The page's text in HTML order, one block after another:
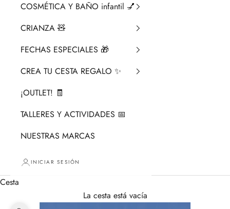
COSMÉTICA Y BAÑO infantil 💅
CRIANZA ​🧸​
FECHAS ESPECIALES 🎁
CREA TU CESTA REGALO ✨
¡OUTLET! 🧾
TALLERES Y ACTIVIDADES 📅
NUESTRAS MARCAS
INICIAR SESIÓN
Cesta
La cesta está vacía